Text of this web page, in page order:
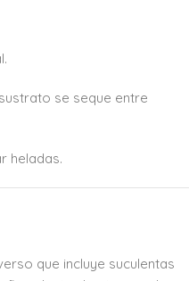
se seque entre
heladas.
que incluye suculentas